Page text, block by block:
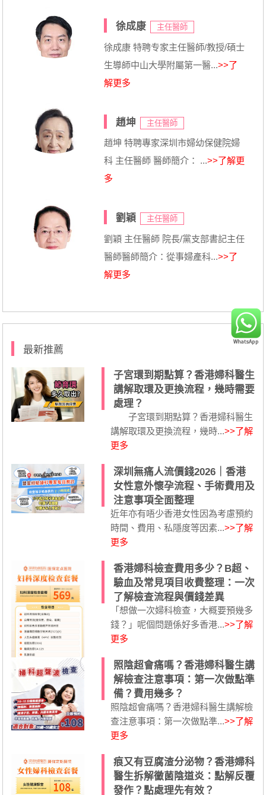
徐成康 主任醫師
徐成康 特聘专家主任醫師/教授/碩士
生導師中山大學附屬第一醫...>>了
解更多
趙坤 主任醫師
趙坤 特聘專家深圳市婦幼保健院婦
科 主任醫師 醫師簡介： ...>>了解更
多
劉穎 主任醫師
劉穎 主任醫師 院長/黨支部書記主任
醫師醫師簡介：從事婦產科...>>了
解更多
最新推薦
子宮環到期點算？香港婦科醫生
講解取環及更換流程，幾時需要
處理？
子宮環到期點算？香港婦科醫生
講解取環及更換流程，幾時...>>了解
更多
深圳無痛人流價錢2026｜香港
女性意外懷孕流程、手術費用及
注意事項全面整理
近年亦有唔少香港女性因為考慮預約
時間、費用、私隱度等因素...>>了解
更多
香港婦科檢查費用多少？B超、
驗血及常見項目收費整理：一次
了解檢查流程與價錢差異
「想做一次婦科檢查，大概要預幾多
錢？」呢個問題係好多香港...>>了解
更多
照陰超會痛嗎？香港婦科醫生講
解檢查注意事項：第一次做點準
備？費用幾多？
照陰超會痛嗎？香港婦科醫生講解檢
查注意事項：第一次做點準...>>了解
更多
痕又有豆腐渣分泌物？香港婦科
醫生拆解黴菌陰道炎：點解反覆
發作？點處理先有效？